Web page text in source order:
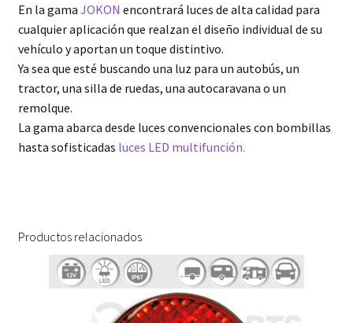
En la gama JOKON encontrará luces de alta calidad para
cualquier aplicación que realzan el diseño individual de su
vehículo y aportan un toque distintivo.
Ya sea que esté buscando una luz para un autobús, un
tractor, una silla de ruedas, una autocaravana o un
remolque.
La gama abarca desde luces convencionales con bombillas
hasta sofisticadas luces LED multifunción.
Productos relacionados